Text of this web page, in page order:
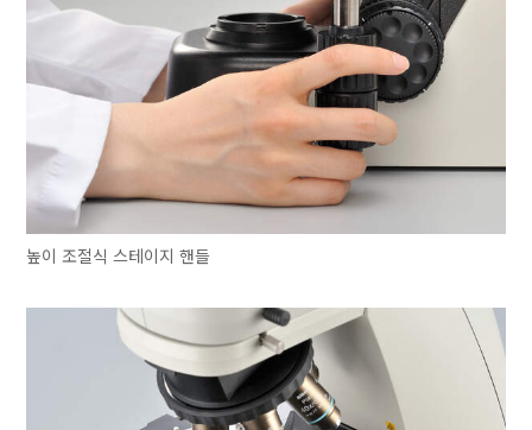
높이 조절식 스테이지 핸들